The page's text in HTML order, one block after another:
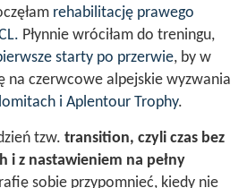
rehabilitację prawego
Płynnie wróciłam do treningu,
starty po przerwie, by w
na czerwcowe alpejskie wyzwania
i Aplentour Trophy.
tzw. transition, czyli czas bez
i z nastawieniem na pełny
sobie przypomnieć, kiedy nie